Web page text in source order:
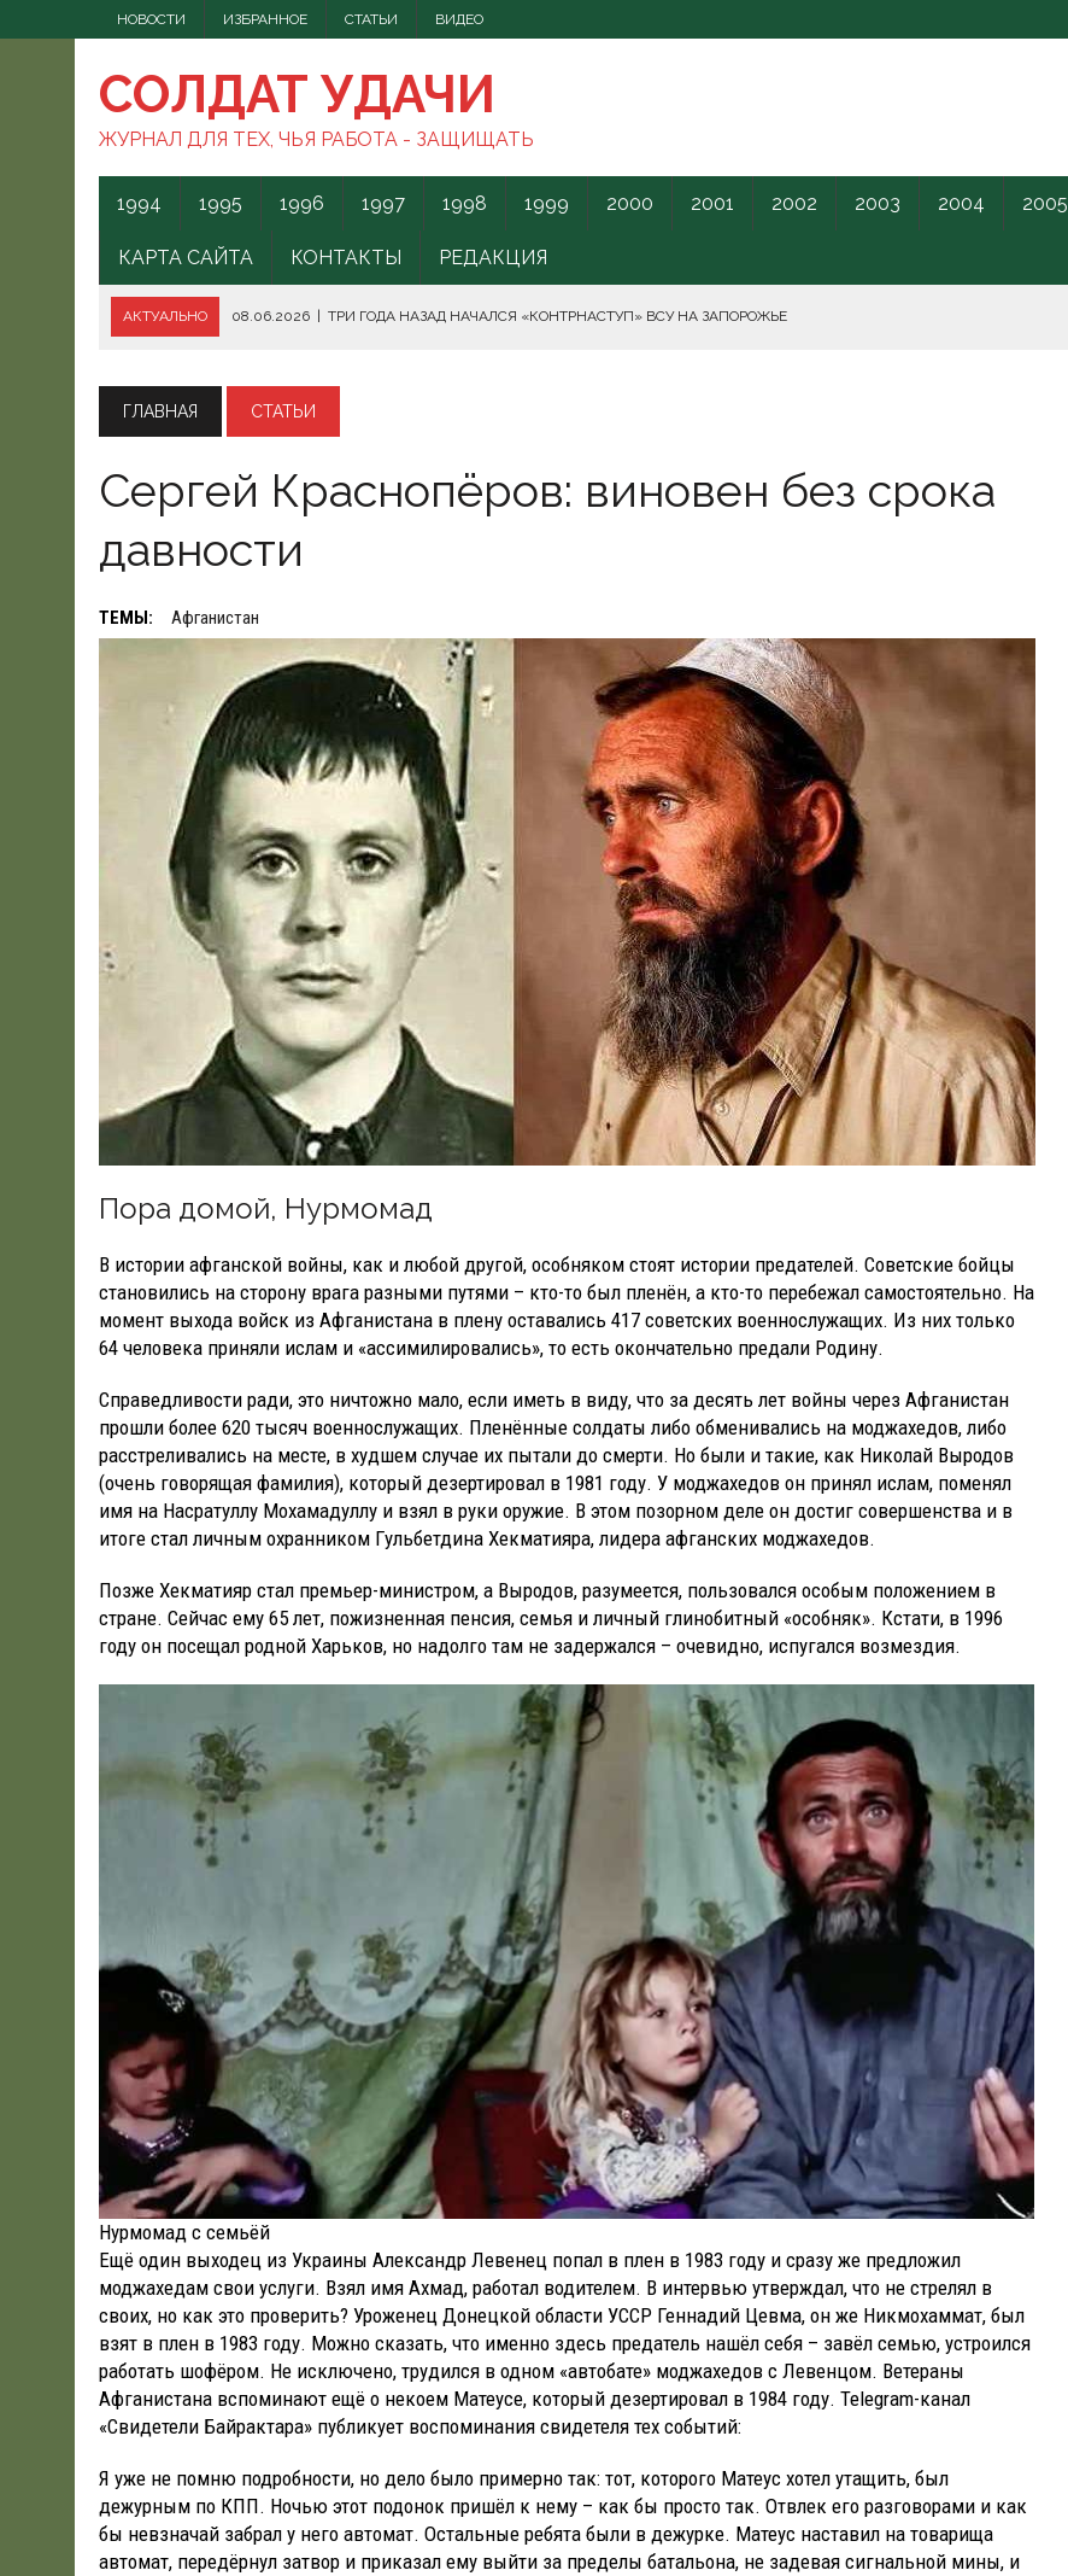
НОВОСТИ ИЗБРАННОЕ СТАТЬИ ВИДЕО
СОЛДАТ УДАЧИ
ЖУРНАЛ ДЛЯ ТЕХ, ЧЬЯ РАБОТА - ЗАЩИЩАТЬ
1994 1995 1996 1997 1998 1999 2000 2001 2002 2003 2004 2005
КАРТА САЙТА КОНТАКТЫ РЕДАКЦИЯ
АКТУАЛЬНО 08.06.2026 ТРИ ГОДА НАЗАД НАЧАЛСЯ «КОНТРНАСТУП» ВСУ НА ЗАПОРОЖЬЕ
07.06.2026 | БОРЬБА С НАШИМИ МОГАМИ. ЧТО ДЕЛАТЬ?
07.06.2026 ВЫЯСНИЛОСЬ, ОТКУДА ВСУ ЗАПУСКАЛИ БЕСПИЛОТНИКИ В ЛЕНОБЛАСТЬ НАКАНУНЕ ОТКРЫТИЯ ПМЭФ.
07.06.2026 В КЕНИИ ВСПЫХНУЛИ ПРОТЕСТЫ ПРОТИВ СЕКРЕТНОГО КАРАНТИННОГО ЦЕНТРА США.
19.06.2026 | WSJ: ПЕНТАГОНУ НУЖНО $80 МЛРД ДЛЯ ПОКРЫТИЯ РАСХОДОВ НА КОНФЛИКТ С ИРАНОМ
ГЛАВНАЯ СТАТЬИ
Сергей Краснопёров: виновен без срока
давности
ТЕМЫ: Афганистан
Пора домой, Нурмомад
В истории афганской войны, как и любой другой, особняком стоят истории предателей. Советские бойцы
становились на сторону врага разными путями – кто-то был пленён, а кто-то перебежал самостоятельно. На
момент выхода войск из Афганистана в плену оставались 417 советских военнослужащих. Из них только
64 человека приняли ислам и «ассимилировались», то есть окончательно предали Родину.
Справедливости ради, это ничтожно мало, если иметь в виду, что за десять лет войны через Афганистан
прошли более 620 тысяч военнослужащих. Пленённые солдаты либо обменивались на моджахедов, либо
расстреливались на месте, в худшем случае их пытали до смерти. Но были и такие, как Николай Выродов
(очень говорящая фамилия), который дезертировал в 1981 году. У моджахедов он принял ислам, поменял
имя на Насратуллу Мохамадуллу и взял в руки оружие. В этом позорном деле он достиг совершенства и в
итоге стал личным охранником Гульбетдина Хекматияра, лидера афганских моджахедов.
Позже Хекматияр стал премьер-министром, а Выродов, разумеется, пользовался особым положением в
стране. Сейчас ему 65 лет, пожизненная пенсия, семья и личный глинобитный «особняк». Кстати, в 1996
году он посещал родной Харьков, но надолго там не задержался – очевидно, испугался возмездия.
Нурмомад с семьёй
Ещё один выходец из Украины Александр Левенец попал в плен в 1983 году и сразу же предложил
моджахедам свои услуги. Взял имя Ахмад, работал водителем. В интервью утверждал, что не стрелял в
своих, но как это проверить? Уроженец Донецкой области УССР Геннадий Цевма, он же Никмохаммат, был
взят в плен в 1983 году. Можно сказать, что именно здесь предатель нашёл себя – завёл семью, устроился
работать шофёром. Не исключено, трудился в одном «автобате» моджахедов с Левенцом. Ветераны
Афганистана вспоминают ещё о некоем Матеусе, который дезертировал в 1984 году. Telegram-канал
«Свидетели Байрактара» публикует воспоминания свидетеля тех событий:
Я уже не помню подробности, но дело было примерно так: тот, которого Матеус хотел утащить, был
дежурным по КПП. Ночью этот подонок пришёл к нему – как бы просто так. Отвлек его разговорами и как
бы невзначай забрал у него автомат. Остальные ребята были в дежурке. Матеус наставил на товарища
автомат, передёрнул затвор и приказал ему выйти за пределы батальона, не задевая сигнальной мины, и